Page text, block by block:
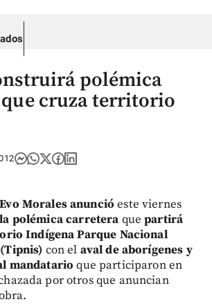
polémica
cruza territorio
Morales anunció este viernes
polémica carretera quepartirá
Indígena Parque Nacional
con el aval de aborígenes y
mandatario que participaron en
por otros que anuncian